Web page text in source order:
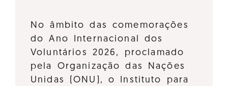
No âmbito das comemorações
do Ano Internacional dos
Voluntários 2026, proclamado
pela Organização das Nações
Unidas (ONU), o Instituto para